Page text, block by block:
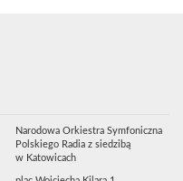
Narodowa Orkiestra Symfoniczna
Polskiego Radia z siedzibą
w Katowicach